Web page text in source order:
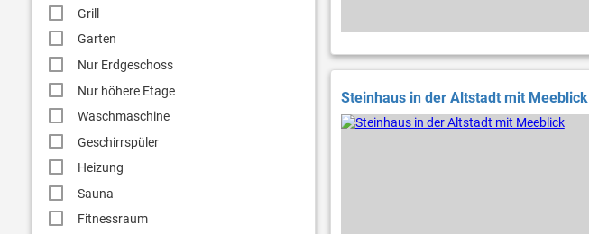
Grill
Garten
Nur Erdgeschoss
Nur höhere Etage
Waschmaschine
Geschirrspüler
Heizung
Sauna
Fitnessraum
Steinhaus in der Altstadt mit Meeblick